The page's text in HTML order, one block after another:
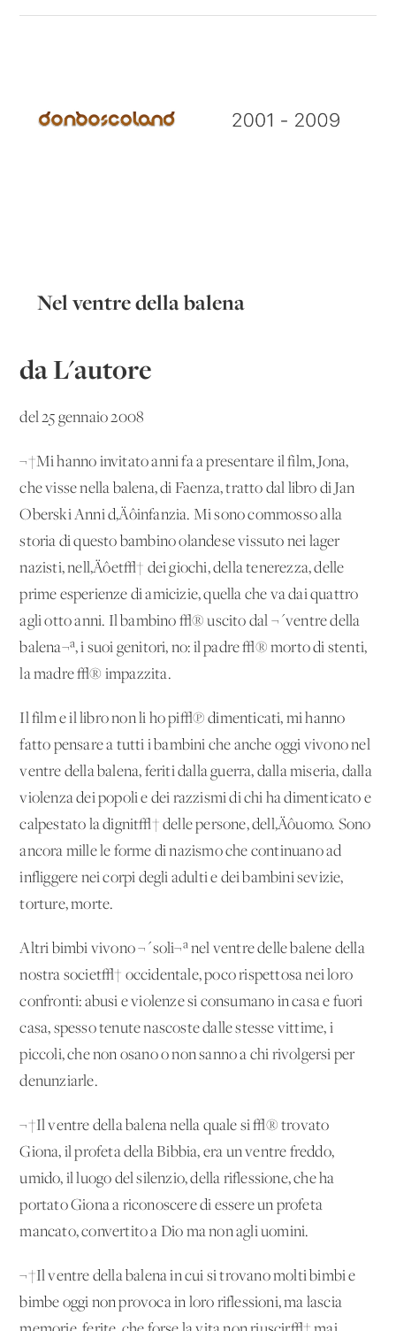
Nel ventre della balena
da L'autore
del 25 gennaio 2008
¬†Mi hanno invitato anni fa a presentare il film, Jona,
che visse nella balena, di Faenza, tratto dal libro di Jan
Oberski Anni d‚Äôinfanzia. Mi sono commosso alla
storia di questo bambino olandese vissuto nei lager
nazisti, nell‚Äôet√† dei giochi, della tenerezza, delle
prime esperienze di amicizie, quella che va dai quattro
agli otto anni. Il bambino √® uscito dal ¬´ventre della
balena¬ª, i suoi genitori, no: il padre √® morto di stenti,
la madre √® impazzita.
Il film e il libro non li ho pi√π dimenticati, mi hanno
fatto pensare a tutti i bambini che anche oggi vivono nel
ventre della balena, feriti dalla guerra, dalla miseria, dalla
violenza dei popoli e dei razzismi di chi ha dimenticato e
calpestato la dignit√† delle persone, dell‚Äôuomo. Sono
ancora mille le forme di nazismo che continuano ad
infliggere nei corpi degli adulti e dei bambini sevizie,
torture, morte.
Altri bimbi vivono ¬´soli¬ª nel ventre delle balene della
nostra societ√† occidentale, poco rispettosa nei loro
confronti: abusi e violenze si consumano in casa e fuori
casa, spesso tenute nascoste dalle stesse vittime, i
piccoli, che non osano o non sanno a chi rivolgersi per
denunziarle.
¬†Il ventre della balena nella quale si √® trovato
Giona, il profeta della Bibbia, era un ventre freddo,
umido, il luogo del silenzio, della riflessione, che ha
portato Giona a riconoscere di essere un profeta
mancato, convertito a Dio ma non agli uomini.
¬†Il ventre della balena in cui si trovano molti bimbi e
bimbe oggi non provoca in loro riflessioni, ma lascia